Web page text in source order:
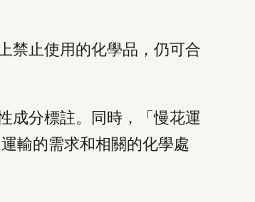
禁止使用的化學品，仍可合
成分標註。同時，「慢花運
輸的需求和相關的化學處